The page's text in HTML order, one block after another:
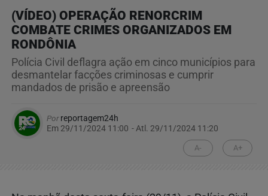
(VÍDEO) OPERAÇÃO RENORCRIM
COMBATE CRIMES ORGANIZADOS EM
RONDÔNIA
Polícia Civil deflagra ação em cinco municípios para
desmantelar facções criminosas e cumprir
mandados de prisão e apreensão
Porreportagem24h
Em 29/11/2024 11:00 - Atl. 29/11/2024 11:20
A- A+